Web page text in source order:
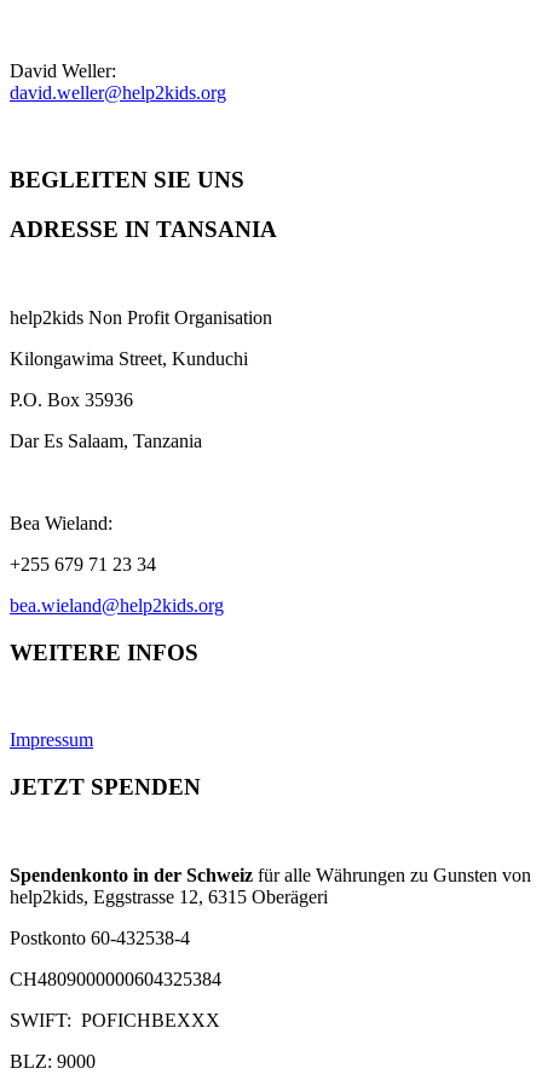
David Weller:
david.weller@help2kids.org
BEGLEITEN SIE UNS
ADRESSE IN TANSANIA
help2kids Non Profit Organisation
Kilongawima Street, Kunduchi
P.O. Box 35936
Dar Es Salaam, Tanzania
Bea Wieland:
+255 679 71 23 34
bea.wieland@help2kids.org
WEITERE INFOS
Impressum
JETZT SPENDEN
Spendenkonto in der Schweiz für alle Währungen zu Gunsten von
help2kids, Eggstrasse 12, 6315 Oberägeri
Postkonto 60-432538-4
CH4809000000604325384
SWIFT: POFICHBEXXX
BLZ: 9000